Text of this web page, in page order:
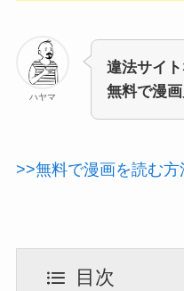
ハヤマ
違法サイト
無料で漫
>>無料で漫画を読む
目次